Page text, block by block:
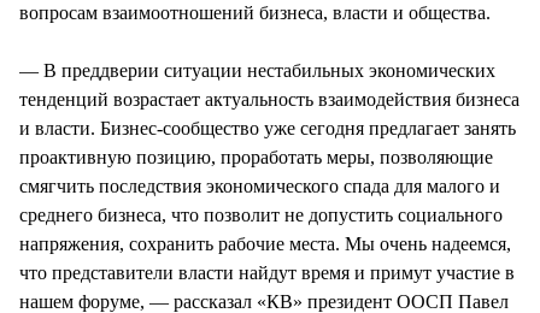
вопросам взаимоотношений бизнеса, власти и общества.
— В преддверии ситуации нестабильных экономических
тенденций возрастает актуальность взаимодействия бизнеса
и власти. Бизнес-сообщество уже сегодня предлагает занять
проактивную позицию, проработать меры, позволяющие
смягчить последствия экономического спада для малого и
среднего бизнеса, что позволит не допустить социального
напряжения, сохранить рабочие места. Мы очень надеемся,
что представители власти найдут время и примут участие в
нашем форуме, — рассказал «КВ» президент ООСП Павел